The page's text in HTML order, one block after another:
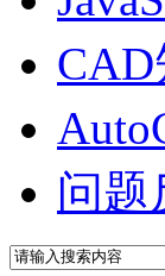
问题